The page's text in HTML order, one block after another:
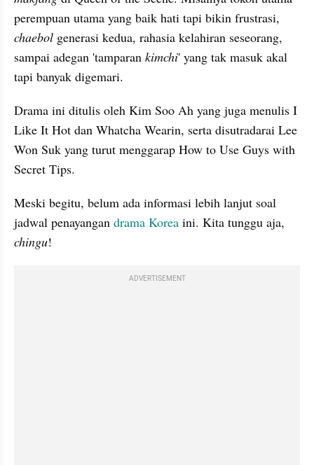
chaebol generasi kedua, rahasia kelahiran seseorang,
sampai adegan 'tamparan kimchi' yang tak masuk akal
tapi banyak digemari.
Drama ini ditulis oleh Kim Soo Ah yang juga menulis I
Like It Hot dan Whatcha Wearin, serta disutradarai Lee
Won Suk yang turut menggarap How to Use Guys with
Secret Tips.
Meski begitu, belum ada informasi lebih lanjut soal
jadwal penayangan drama Korea
chingu!
ADVERTISEMENT